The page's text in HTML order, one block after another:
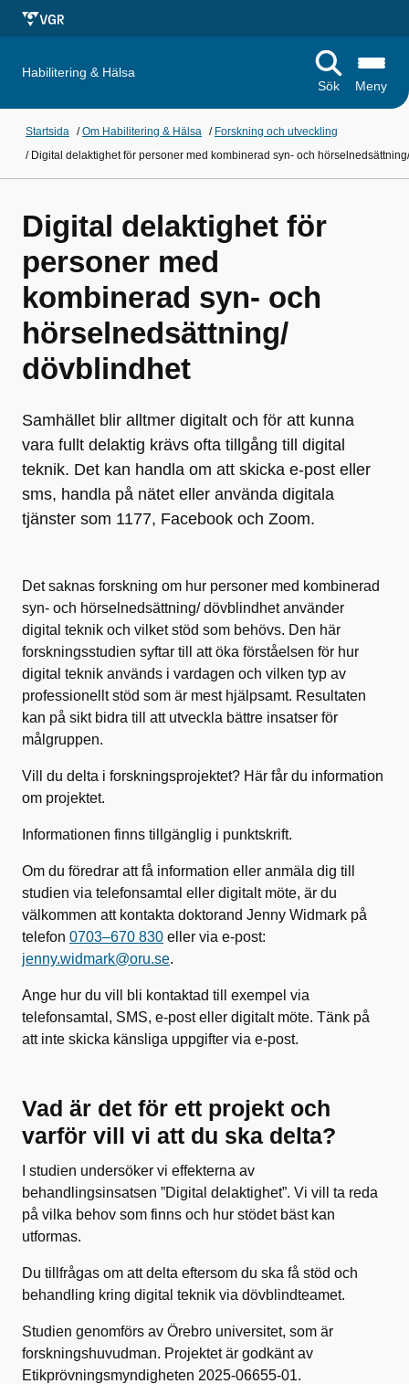
Habilitering & Hälsa
Sök
Meny
Startsida /Om Habilitering & Hälsa / Forskning och utveckling
/ Digital delaktighet för personer med kombinerad syn- och
Digital delaktighet för
personer med
kombinerad syn- och
hörselnedsättning/
dövblindhet
Samhället blir alltmer digitalt och för att kunna
vara fullt delaktig krävs ofta tillgång till digital
teknik. Det kan handla om att skicka e-post eller
sms, handla på nätet eller använda digitala
tjänster som 1177, Facebook och Zoom.
Det saknas forskning om hur personer med kombinerad
syn- och hörselnedsättning/ dövblindhet använder
digital teknik och vilket stöd som behövs. Den här
forskningsstudien syftar till att öka förståelsen för hur
digital teknik används i vardagen och vilken typ av
professionellt stöd som är mest hjälpsamt. Resultaten
kan på sikt bidra till att utveckla bättre insatser för
målgruppen.
Vill du delta i forskningsprojektet? Här får du information
om projektet.
Informationen finns tillgänglig i punktskrift.
Om du föredrar att få information eller anmäla dig till
studien via telefonsamtal eller digitalt möte, är du
välkommen att kontakta doktorand Jenny Widmark på
telefon 0703–670 830 eller via e-post:
jenny.widmark@oru.se.
Ange hur du vill bli kontaktad till exempel via
telefonsamtal, SMS, e-post eller digitalt möte. Tänk på
att inte skicka känsliga uppgifter via e-post.
Vad är det för ett projekt och
varför vill vi att du ska delta?
I studien undersöker vi effekterna av
behandlingsinsatsen ”Digital delaktighet”. Vi vill ta reda
på vilka behov som finns och hur stödet bäst kan
utformas.
Du tillfrågas om att delta eftersom du ska få stöd och
behandling kring digital teknik via dövblindteamet.
Studien genomförs av Örebro universitet, som är
forskningshuvudman. Projektet är godkänt av
Etikprövningsmyndigheten 2025-06655-01.